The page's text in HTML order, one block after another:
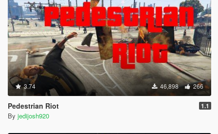
3.74 46,898 266
Pedestrian Riot 1.1
By jedijosh920